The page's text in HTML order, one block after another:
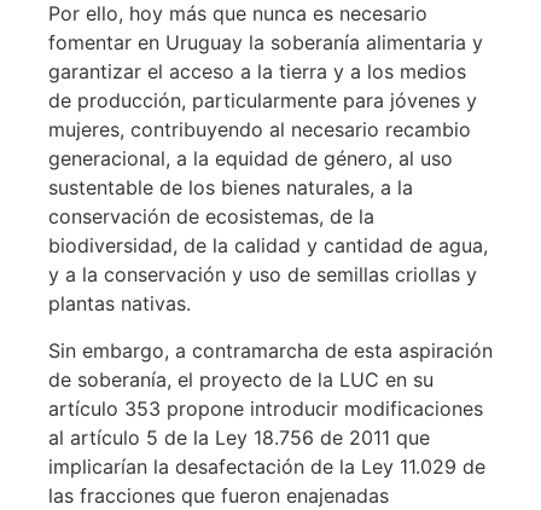
Por ello, hoy más que nunca es necesario
fomentar en Uruguay la soberanía alimentaria y
garantizar el acceso a la tierra y a los medios
de producción, particularmente para jóvenes y
mujeres, contribuyendo al necesario recambio
generacional, a la equidad de género, al uso
sustentable de los bienes naturales, a la
conservación de ecosistemas, de la
biodiversidad, de la calidad y cantidad de agua,
y a la conservación y uso de semillas criollas y
plantas nativas.
Sin embargo, a contramarcha de esta aspiración
de soberanía, el proyecto de la LUC en su
artículo 353 propone introducir modificaciones
al artículo 5 de la Ley 18.756 de 2011 que
implicarían la desafectación de la Ley 11.029 de
las fracciones que fueron enajenadas